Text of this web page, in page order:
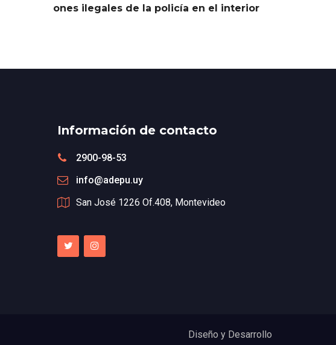
ones ilegales de la policía en el interior
Información de contacto
2900-98-53
info@adepu.uy
San José 1226 Of.408, Montevideo
Diseño y Desarrollo